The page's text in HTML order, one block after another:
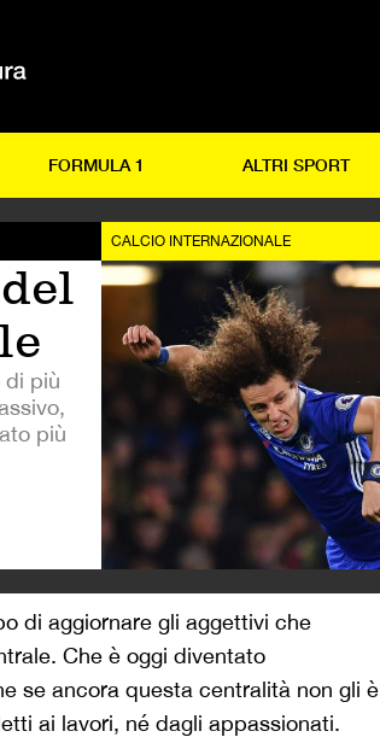
FORMULA 1 ALTRI SPORT
di più
più
CALCIO INTERNAZIONALE
di aggiornare gli aggettivi che
Che è oggi diventato
se ancora questa centralità non gli è
ai lavori, né dagli appassionati.